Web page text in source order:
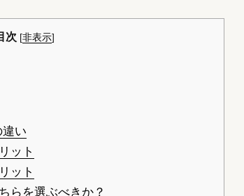
次 [非表示]
い
ット
ット
らを選ぶべきか？